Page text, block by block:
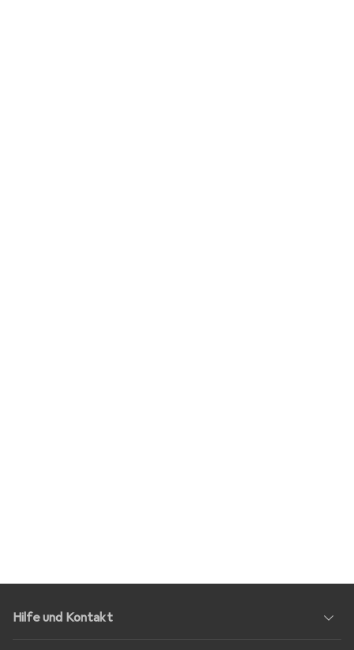
Hilfe und Kontakt